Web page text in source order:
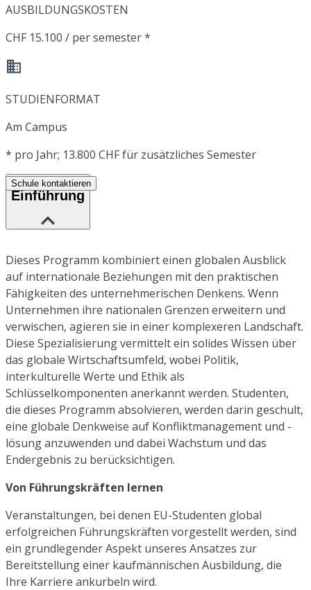
AUSBILDUNGSKOSTEN
CHF 15.100 / per semester *
STUDIENFORMAT
Am Campus
* pro Jahr; 13.800 CHF für zusätzliches Semester
Schule kontaktieren
Einführung
Dieses Programm kombiniert einen globalen Ausblick
auf internationale Beziehungen mit den praktischen
Fähigkeiten des unternehmerischen Denkens. Wenn
Unternehmen ihre nationalen Grenzen erweitern und
verwischen, agieren sie in einer komplexeren Landschaft.
Diese Spezialisierung vermittelt ein solides Wissen über
das globale Wirtschaftsumfeld, wobei Politik,
interkulturelle Werte und Ethik als
Schlüsselkomponenten anerkannt werden. Studenten,
die dieses Programm absolvieren, werden darin geschult,
eine globale Denkweise auf Konfliktmanagement und -
lösung anzuwenden und dabei Wachstum und das
Endergebnis zu berücksichtigen.
Von Führungskräften lernen
Veranstaltungen, bei denen EU-Studenten global
erfolgreichen Führungskräften vorgestellt werden, sind
ein grundlegender Aspekt unseres Ansatzes zur
Bereitstellung einer kaufmännischen Ausbildung, die
Ihre Karriere ankurbeln wird.